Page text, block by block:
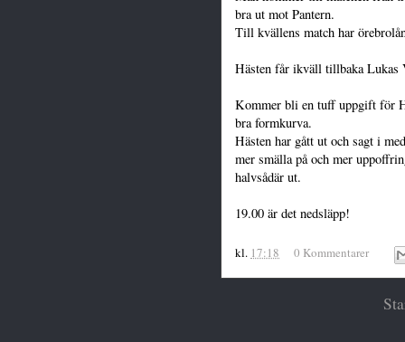
bra ut mot Pantern.
Till kvällens match har
Hästen får ikväll tillbaka Lukas
Kommer bli en tuff uppgift för
bra formkurva.
Hästen har gått ut och sagt i
mer smälla på och mer
halvsådär ut.
19.00 är det nedsläpp!
kl. 17:18 0 Kommentarer